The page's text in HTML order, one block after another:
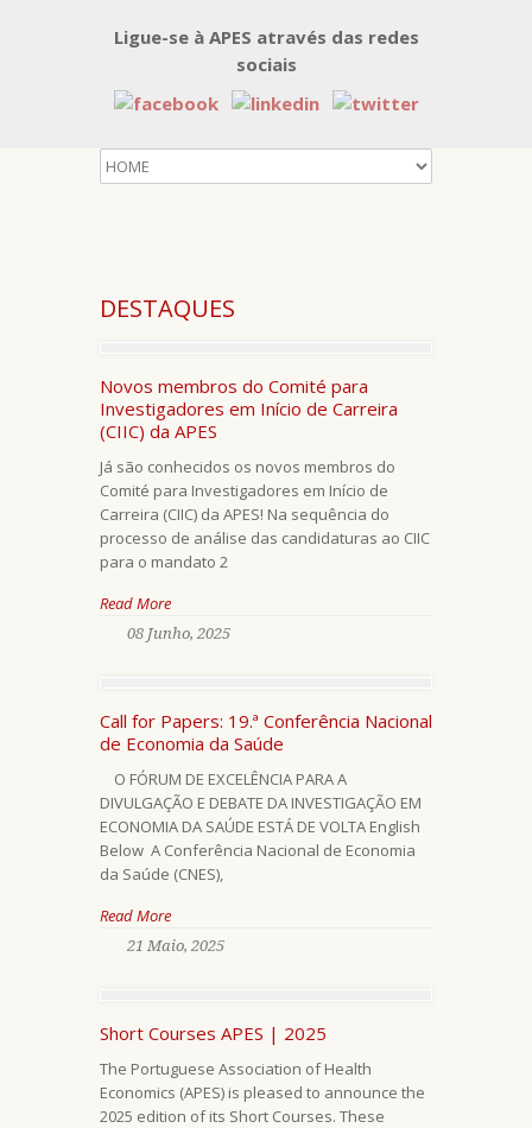
Ligue-se à APES através das redes
sociais
DESTAQUES
Novos membros do Comité para
Investigadores em Início de Carreira
(CIIC) da APES
Já são conhecidos os novos membros do
Comité para Investigadores em Início de
Carreira (CIIC) da APES! Na sequência do
processo de análise das candidaturas ao CIIC
para o mandato 2
Read More
08 Junho, 2025
Call for Papers: 19.ª Conferência Nacional
de Economia da Saúde
O FÓRUM DE EXCELÊNCIA PARA A
DIVULGAÇÃO E DEBATE DA INVESTIGAÇÃO EM
ECONOMIA DA SAÚDE ESTÁ DE VOLTA English
Below A Conferência Nacional de Economia
da Saúde (CNES),
Read More
21 Maio, 2025
Short Courses APES | 2025
The Portuguese Association of Health
Economics (APES) is pleased to announce the
2025 edition of its Short Courses. These